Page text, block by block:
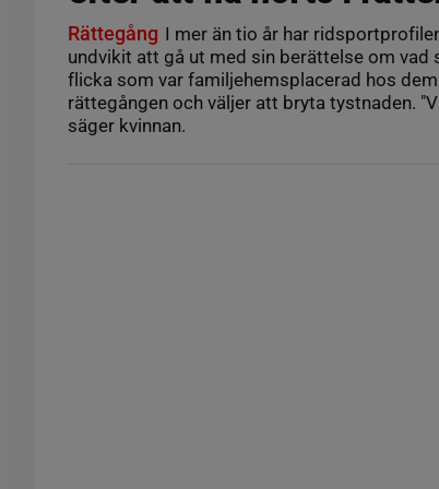
Rättegång I mer än tio år har
undvikit att gå ut med sin berättelse om vad
flicka som var familjehemsplacerad hos
rättegången och väljer att bryta tystnaden.
säger kvinnan.